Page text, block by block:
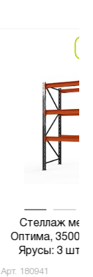
Стеллаж
Оптима,
Ярусы: 3 шт.
Арт. 180941